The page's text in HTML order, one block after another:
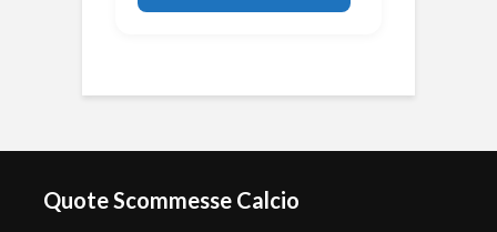
Quote Scommesse Calcio